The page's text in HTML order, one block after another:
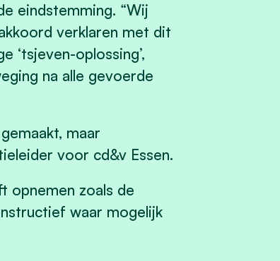
eindstemming. “Wij
verklaren met dit
‘tsjeven-oplossing’,
na alle gevoerde
maar
voor cd&v Essen.
opnemen zoals de
waar mogelijk